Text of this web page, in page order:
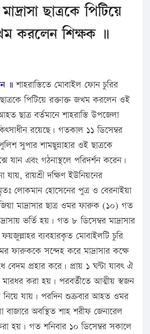
ছাত্রকে পিটিয়ে
করলেন শিক্ষক ॥
॥ শাহরাস্তিতে মোবাইল ফোন চুরির
পিটিয়ে রক্তাক্ত জখম করলেন ওই
ছাত্র বর্তমানে শাহরাস্তি উপজেলা
রয়েছে। গতকাল ১১ ডিসেম্বর
সুপার শামছুন্নাহার ওই ছাত্রকে
যান এবং গঠনাস্থলে পরিদর্শন করেন।
যায়, রায়শ্রী দক্ষিণ ইউনিয়নের
মৃতঃ লোকমান হোসেনের পুত্র ও বেরনাইয়া
মাদ্রাসার ছাত্র ওমর ফারুক (১০) গত
ভর্তি হয়। গত ৮ ডিসেম্বর মাদ্রাসার
ফয়জুল্লাহর ব্যবহারকৃত মোবাইলটি চুরি
সন্দেহ করে মাদ্রাসার কক্ষে
বেদম প্রহার করে। প্রায় ১ ঘন্টা যাবৎ ঐ
করা হয়। পরবর্তীতে আত্মীয় স্বজন
নিয়ে যায়। পরদিন শুক্রবার আহত ওমর
বাজারে অবস্থিত শাহ শরীফ জেনারেল
হয়। গত শনিবার ১০ ডিসেম্বর সকালে